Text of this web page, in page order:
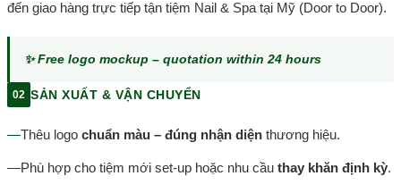
đến giao hàng trực tiếp tận tiệm Nail & Spa tại Mỹ (Door to Door).
✨ Free logo mockup – quotation within 24 hours
02 SẢN XUẤT & VẬN CHUYỂN
—Thêu logo chuẩn màu – đúng nhận diện thương hiệu.
—Phù hợp cho tiệm mới set-up hoặc nhu cầu thay khăn định kỳ.